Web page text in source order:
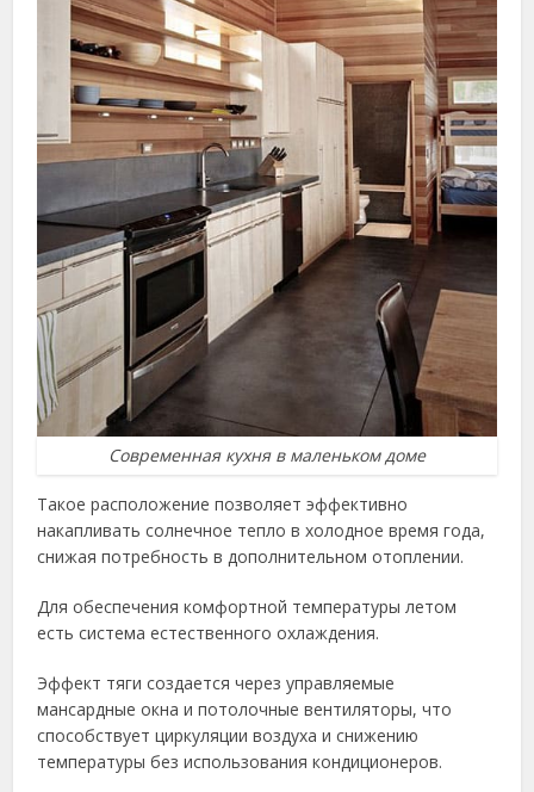
Современная кухня в маленьком доме
Такое расположение позволяет эффективно
накапливать солнечное тепло в холодное время года,
снижая потребность в дополнительном отоплении.
Для обеспечения комфортной температуры летом
есть система естественного охлаждения.
Эффект тяги создается через управляемые
мансардные окна и потолочные вентиляторы, что
способствует циркуляции воздуха и снижению
температуры без использования кондиционеров.